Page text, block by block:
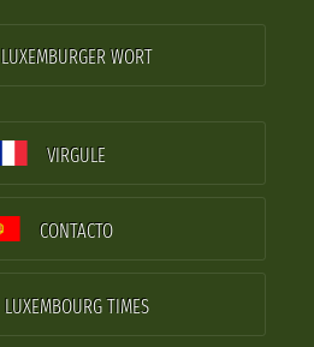
LUXEMBURGER WORT
VIRGULE
CONTACTO
LUXEMBOURG TIMES